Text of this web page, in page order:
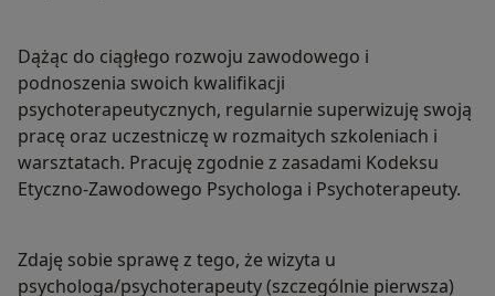
Dążąc do ciągłego rozwoju zawodowego i
podnoszenia swoich kwalifikacji
psychoterapeutycznych, regularnie superwizuję swoją
pracę oraz uczestniczę w rozmaitych szkoleniach i
warsztatach. Pracuję zgodnie z zasadami Kodeksu
Etyczno-Zawodowego Psychologa i Psychoterapeuty.
Zdaję sobie sprawę z tego, że wizyta u
psychologa/psychoterapeuty (szczególnie pierwsza)